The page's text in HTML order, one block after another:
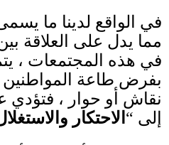
في الواقع لدينا ما
مما يدل على العلاقة
في هذه المجتمعات ،
بفرض طاعة
نقاش أو حوار ، فتؤدي
إلى “ الاحتكار